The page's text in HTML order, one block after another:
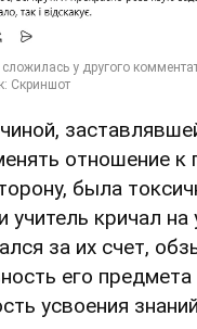
отношение к
была
учитель кричал на
за их счет,
его
усвоения